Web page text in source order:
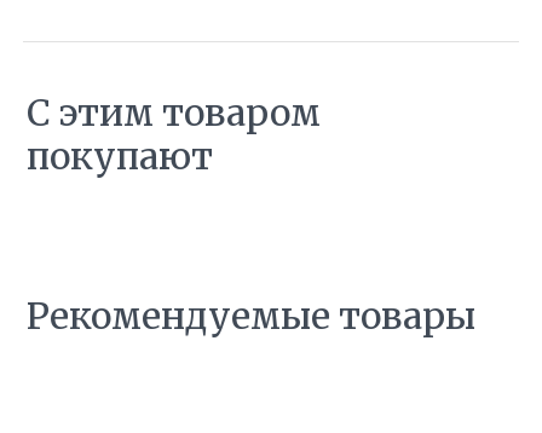
С этим товаром
покупают
Рекомендуемые товары